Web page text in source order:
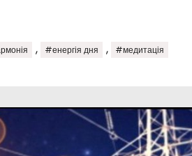
, #енергія дня , #медитація